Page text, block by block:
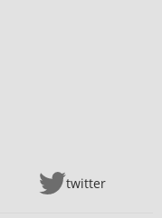
twitter